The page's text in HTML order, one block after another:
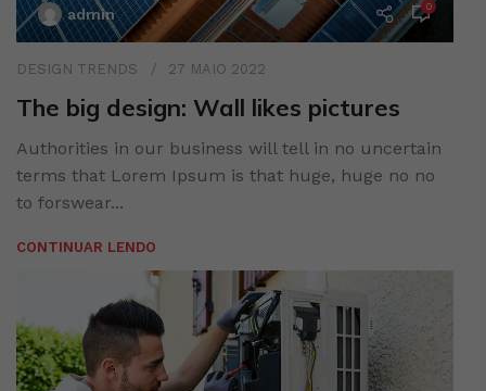
admin 0
DESIGN TRENDS 27 MAIO 2022
The big design: Wall likes pictures
Authorities in our business will tell in no uncertain
terms that Lorem Ipsum is that huge, huge no no
to forswear...
CONTINUAR LENDO